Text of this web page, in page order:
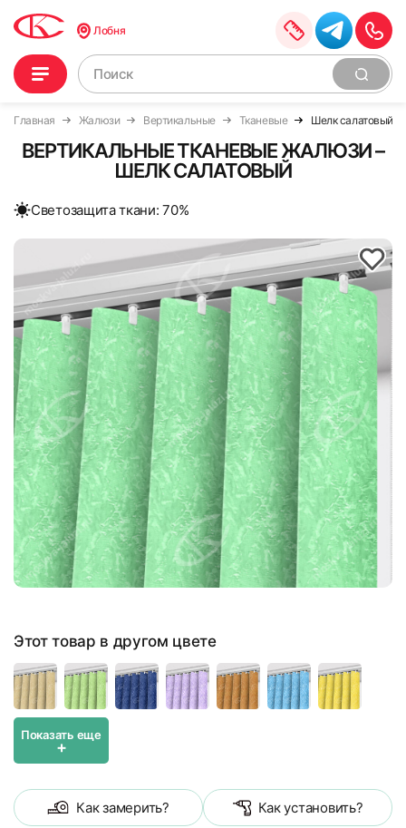
Лобня
Главная Жалюзи Вертикальные Тканевые Шелк салатовый
ВЕРТИКАЛЬНЫЕ ТКАНЕВЫЕ ЖАЛЮЗИ –
ШЕЛК САЛАТОВЫЙ
Cветозащита ткани: 70%
Этот товар в другом цвете
Показать еще
+
Как замерить? Как установить?